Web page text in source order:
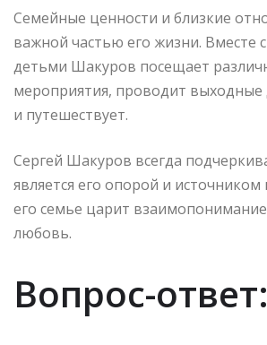
Семейные ценности и близкие
важной частью его жизни. Вместе с
детьми Шакуров посещает
мероприятия, проводит
и путешествует.
Сергей Шакуров всегда
является его опорой и
его семье царит
любовь.
Вопрос-ответ: